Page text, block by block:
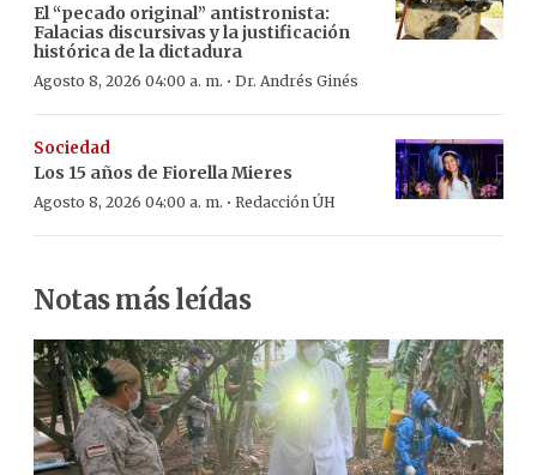
El “pecado original” antistronista:
Falacias discursivas y la justificación
histórica de la dictadura
Agosto 8, 2026 04:00 a. m. · Dr. Andrés Ginés
Sociedad
Los 15 años de Fiorella Mieres
Agosto 8, 2026 04:00 a. m. · Redacción ÚH
Notas más leídas